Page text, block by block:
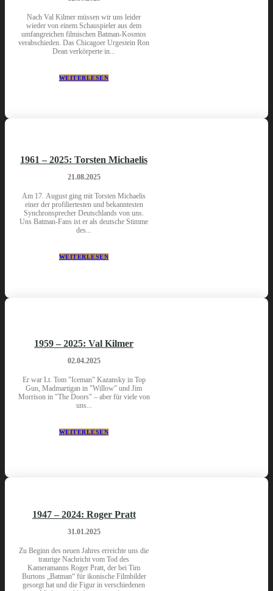
Nach Val Kilmer müssen wir uns leider
wieder von einem Schauspieler aus dem
umfangreichen filmischen Batman-Kosmos
verabschieden. Das Chicagoer Urgestein Ron
Dean verkörperte in...
WEITERLESEN
1961 – 2025: Torsten Michaelis
21.08.2025
Am 17. August ging mit Torsten Michaelis
einer der profiliertesten und bekanntesten
Synchronsprecher Deutschlands von uns.
Uns Batman-Fans ist er als deutsche Stimme
des...
WEITERLESEN
1959 – 2025: Val Kilmer
02.04.2025
Er war Lt. Tom "Iceman" Kazansky in Top
Gun, Madmartigan in "Willow" und Jim
Morrison in "The Doors" – aber für viele von
uns...
WEITERLESEN
1947 – 2024: Roger Pratt
31.01.2025
Zu Beginn des neuen Jahres erreichte uns die
traurige Nachricht vom Tod des
Kameramanns Roger Pratt, der bei Tim
Burtons „Batman“ für ikonische Filmbilder
gesorgt hat und die Figur in verschiedenen